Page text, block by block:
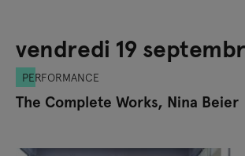
(nothing) Everything (2023). Partant
« Que pouvons-nous faire
pouvons pas faire seul·es ? », le
multiples façons dont l’amour
dans le temps. Makisig Akin et Anya
vendredi 19
PERFORMANCE
The Complete Works, Nina Beier